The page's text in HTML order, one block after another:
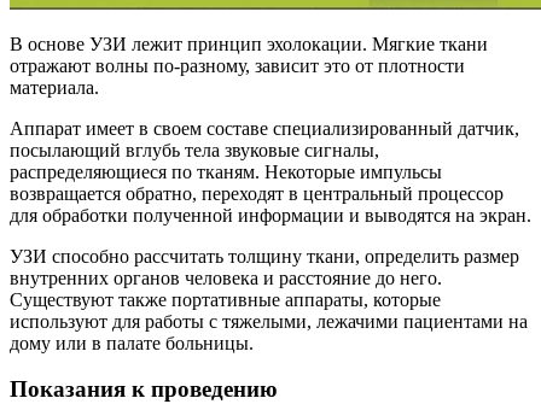
В основе УЗИ лежит принцип эхолокации. Мягкие ткани
отражают волны по-разному, зависит это от плотности
материала.
Аппарат имеет в своем составе специализированный датчик,
посылающий вглубь тела звуковые сигналы,
распределяющиеся по тканям. Некоторые импульсы
возвращается обратно, переходят в центральный процессор
для обработки полученной информации и выводятся на экран.
УЗИ способно рассчитать толщину ткани, определить размер
внутренних органов человека и расстояние до него.
Существуют также портативные аппараты, которые
используют для работы с тяжелыми, лежачими пациентами на
дому или в палате больницы.
Показания к проведению